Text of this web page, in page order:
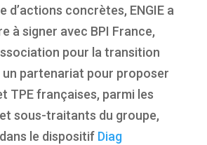
d’actions concrètes, ENGIE a
à signer avec BPI France,
pour la transition
un partenariat pour proposer
TPE françaises, parmi les
sous-traitants du groupe,
le dispositif Diag